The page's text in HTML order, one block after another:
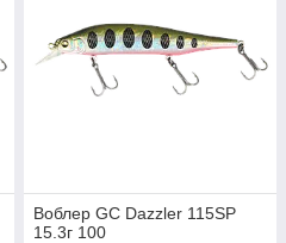
Воблер GC Dazzler 115SP
15.3г 100